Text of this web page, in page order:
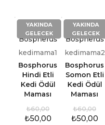
YAKINDA
GELECEK
Bospherus
kedimama1
Bosphorus
Hindi Etli
Kedi Ödül
Maması
₺60,00
₺50,00
YAKINDA
GELECEK
Bospherus
kedimama2
Bosphorus
Somon Etli
Kedi Ödül
Maması
₺60,00
₺50,00